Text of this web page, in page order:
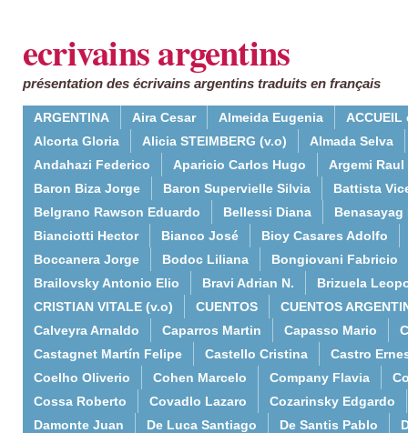
ecrivains argentins
présentation des écrivains argentins traduits en français
ARGENTINA Aira Cesar Almeida Eugenia
ACCUEIL
Alcorta Gloria
Alicia STEIMBERG (v.o)
Almada Selva
Andahazi Federico
Aparicio Carlos Hugo
Argemi Raul
Baron Biza Jorge
Baron Supervielle Silvia
Battista
Belgrano Rawson Eduardo
Bellessi Diana
Benasayag
Bianciotti Hector
Bianco José
Bioy Casares Adolfo
Boccanera Jorge
Bodoc Liliana
Bongiovani Fabricio
Brailovsky Antonio Elio
Bravi Adrian N.
Brizuela
CRISTIAN VITALE (v.o)
CUENTOS
CUENTOS
Calveyra Arnaldo
Caparros Martin Capasso Mario
Castagnet Martín Felipe
Castello Cristina
Castro
Coelho Oliverio
Cohen Marcelo Company Flavia
Cossa Roberto
Covadlo Lazaro
Cozarinsky Edgardo
Damonte Juan
De Luca Santiago De Santis Pablo